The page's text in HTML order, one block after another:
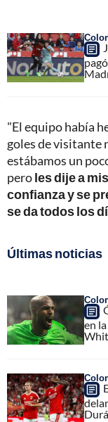
"El equipo había
goles de visitante
estábamos un
peroles dije a
confianza y se
se da todos los
Últimas noticias
en